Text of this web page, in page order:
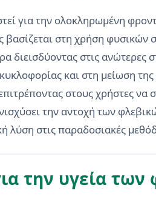
για την ολοκληρωμένη
στη χρήση φυσικών
στις ανώτερες
και στη μείωση
στους χρήστες να
την αντοχή των
λύση στις παραδοσιακές
την υγεία των